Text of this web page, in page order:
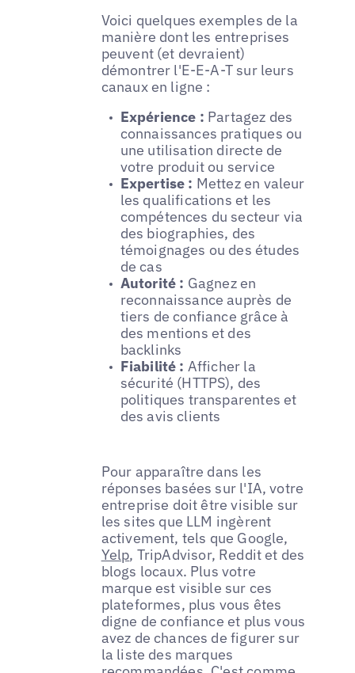
Voici quelques exemples de la
manière dont les entreprises
peuvent (et devraient)
démontrer l'E-E-A-T sur leurs
canaux en ligne :
Expérience : Partagez des
connaissances pratiques ou
une utilisation directe de
votre produit ou service
Expertise : Mettez en valeur
les qualifications et les
compétences du secteur via
des biographies, des
témoignages ou des études
de cas
Autorité : Gagnez en
reconnaissance auprès de
tiers de confiance grâce à
des mentions et des
backlinks
Fiabilité : Afficher la
sécurité (HTTPS), des
politiques transparentes et
des avis clients
Pour apparaître dans les
réponses basées sur l'IA, votre
entreprise doit être visible sur
les sites que LLM ingèrent
activement, tels que Google,
Yelp, TripAdvisor, Reddit et des
blogs locaux. Plus votre
marque est visible sur ces
plateformes, plus vous êtes
digne de confiance et plus vous
avez de chances de figurer sur
la liste des marques